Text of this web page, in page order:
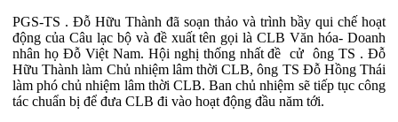
PGS-TS . Đỗ Hữu Thành đã soạn thảo và trình bầy qui chế hoạt
động của Câu lạc bộ và đề xuất tên gọi là CLB Văn hóa- Doanh
nhân họ Đỗ Việt Nam. Hội nghị thống nhất đề cử ông TS . Đỗ
Hữu Thành làm Chủ nhiệm lâm thời CLB, ông TS Đỗ Hồng Thái
làm phó chủ nhiệm lâm thời CLB. Ban chủ nhiệm sẽ tiếp tục công
tác chuẩn bị để đưa CLB đi vào hoạt động đầu năm tới.